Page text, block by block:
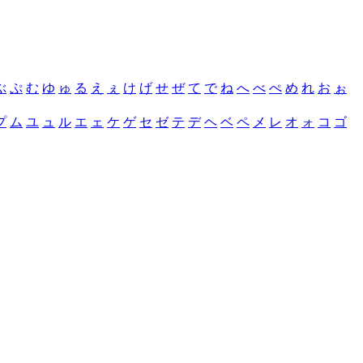
ぷ む ゆ ゅ る え ぇ け げ せ ぜ て で ね へ べ ぺ め れ お ぉ
ム ユ ュ ル エ ェ ケ ゲ セ ゼ テ デ ヘ ベ ペ メ レ オ ォ コ ゴ